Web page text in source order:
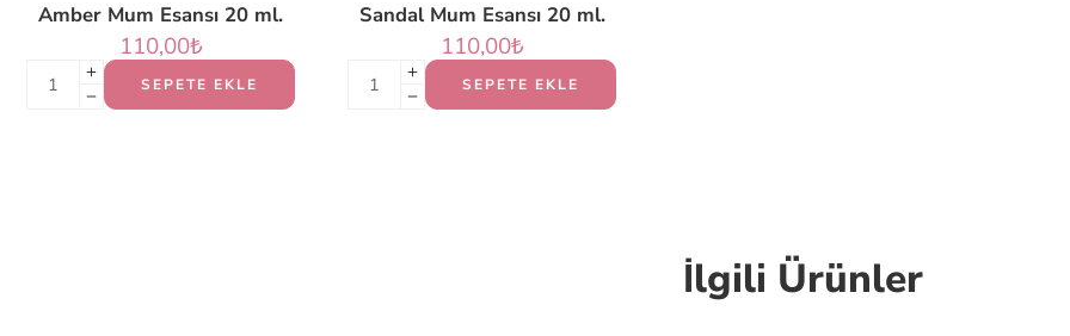
Amber Mum Esansı 20 ml.
110,00₺
SEPETE EKLE
Sandal Mum Esansı 20 ml.
110,00₺
SEPETE EKLE
İlgili Ürünler